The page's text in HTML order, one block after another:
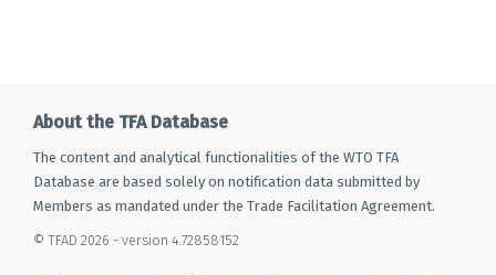
About the TFA Database
The content and analytical functionalities of the WTO TFA
Database are based solely on notification data submitted by
Members as mandated under the Trade Facilitation Agreement.
© TFAD 2026 - version 4.72858152